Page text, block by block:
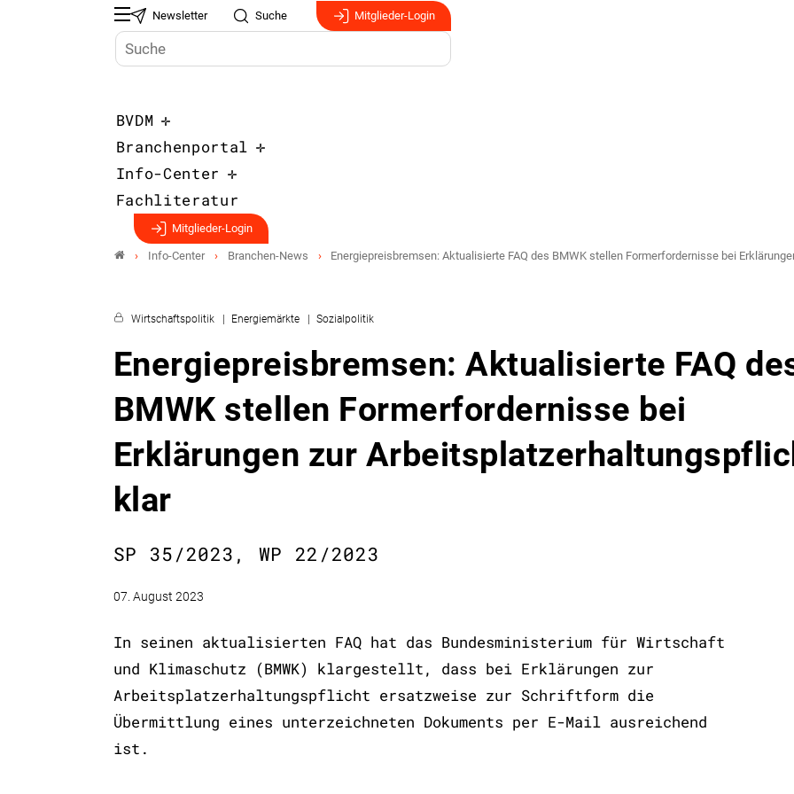
Newsletter Suche Mitglieder-Login
BVDM
Branchenportal
Info-Center
Fachliteratur
Mitglieder-Login
Info-Center Branchen-News Energiepreisbremsen: Aktualisierte FAQ des BMWK stellen Formerfordernisse bei
Wirtschaftspolitik Energiemärkte Sozialpolitik
Energiepreisbremsen: Aktualisierte FAQ
BMWK stellen Formerfordernisse bei
Erklärungen zur
klar
SP 35/2023, WP 22/2023
07. August 2023
In seinen aktualisierten FAQ hat das Bundesministerium für Wirtschaft
und Klimaschutz (BMWK) klargestellt, dass bei Erklärungen zur
Arbeitsplatzerhaltungspflicht ersatzweise zur Schriftform die
Übermittlung eines unterzeichneten Dokuments per E-Mail ausreichend
ist.